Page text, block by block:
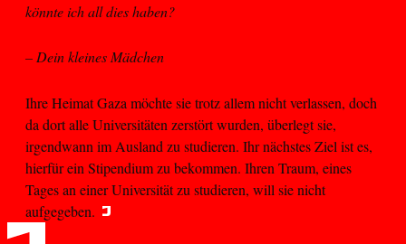
könnte ich all dies haben?
– Dein kleines Mädchen
Ihre Heimat Gaza möchte sie trotz allem nicht verlassen, doch
da dort alle Universitäten zerstört wurden, überlegt sie,
irgendwann im Ausland zu studieren. Ihr nächstes Ziel ist es,
hierfür ein Stipendium zu bekommen. Ihren Traum, eines
Tages an einer Universität zu studieren, will sie nicht
aufgegeben.